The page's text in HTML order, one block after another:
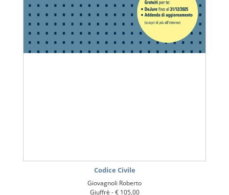
Codice Civile
Giovagnoli Roberto
Giuffrè -€ 105,00